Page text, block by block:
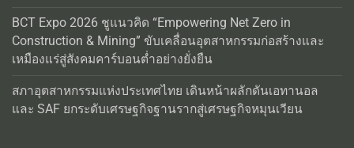
BCT Expo 2026 ชูแนวคิด “Empowering Net Zero in
Construction & Mining” ขับเคลื่อนอุตสาหกรรมก่อสร้างและ
เหมืองแร่สู่สังคมคาร์บอนต่ำอย่างยั่งยืน
สภาอุตสาหกรรมแห่งประเทศไทย เดินหน้าผลักดันเอทานอล
และ SAF ยกระดับเศรษฐกิจฐานรากสู่เศรษฐกิจหมุนเวียน